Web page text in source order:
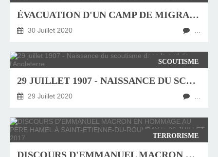
ÉVACUATION D'UN CAMP DE MIGRANTS DANS LE NORD DE PARIS
30 Juillet 2020
SCOUTISME
29 JUILLET 1907 - NAISSANCE DU SCOUTISME DANS LE SUD DE L'ANGLETERRE
29 Juillet 2020
TERRORISME
DISCOURS D'EMMANUEL MACRON EN HOMMAGE AU PÈRE HAMEL À SAINT-ETIENNE-DU-ROUVRAY LE 26 JUILLET 2017